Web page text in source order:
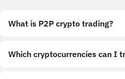
What is P2P crypto trading?
Which cryptocurrencies can I